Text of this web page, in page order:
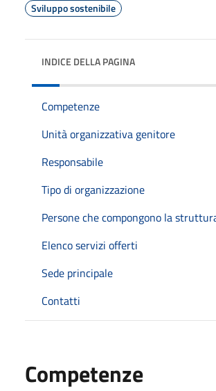
Sviluppo sostenibile
INDICE DELLA PAGINA
Competenze
Unità organizzativa genitore
Responsabile
Tipo di organizzazione
Persone che compongono la
Elenco servizi offerti
Sede principale
Contatti
Competenze